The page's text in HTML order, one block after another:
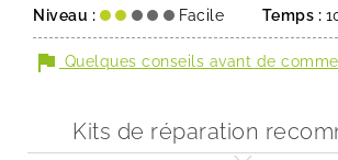
Niveau : Facile Temps :
flag Quelques conseils avant de
Kits de réparation